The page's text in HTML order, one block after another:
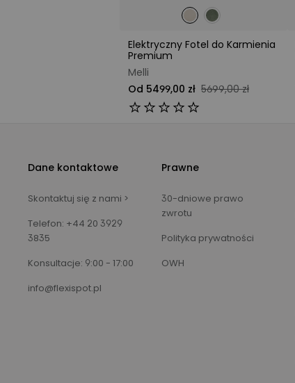
Elektryczny Fotel do Karmienia
Premium
Melli
Od 5499,00 zł 5699,00 zł
Dane kontaktowe
Skontaktuj się z nami >
Telefon: +44 20 3929
3835
Konsultacje: 9:00 - 17:00
info@flexispot.pl
Prawne
30-dniowe prawo
zwrotu
Polityka prywatności
OWH